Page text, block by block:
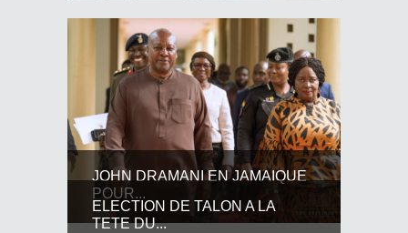
JOHN DRAMANI EN JAMAIQUE
POUR...
ELECTION DE TALON A LA
TETE DU...